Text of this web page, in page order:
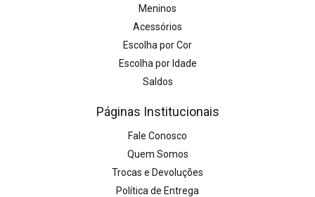
Meninos
Acessórios
Escolha por Cor
Escolha por Idade
Saldos
Páginas Institucionais
Fale Conosco
Quem Somos
Trocas e Devoluções
Política de Entrega